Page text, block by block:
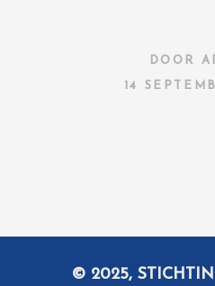
DOOR
14
© 2025,